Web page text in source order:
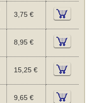
3,75 €
8,95 €
15,25 €
9,65 €